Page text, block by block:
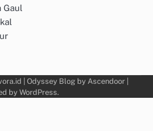
Gaul
| Odyssey Blog by Ascendoor
by WordPress.